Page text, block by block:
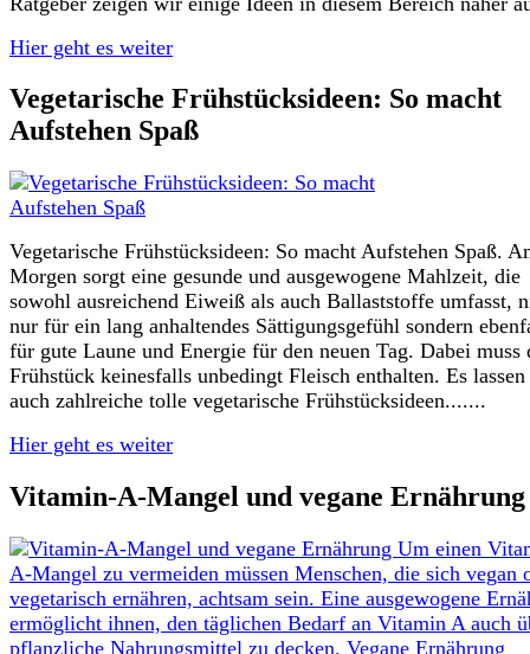
Hier geht es weiter
Vegetarische Frühstücksideen: So macht
Aufstehen Spaß
Vegetarische Frühstücksideen: So macht Aufstehen Spaß.
Morgen sorgt eine gesunde und ausgewogene Mahlzeit, die
sowohl ausreichend Eiweiß als auch Ballaststoffe umfasst,
nur für ein lang anhaltendes Sättigungsgefühl sondern
für gute Laune und Energie für den neuen Tag. Dabei muss
Frühstück keinesfalls unbedingt Fleisch enthalten. Es
auch zahlreiche tolle vegetarische Frühstücksideen.......
Hier geht es weiter
Vitamin-A-Mangel und vegane Ernährung